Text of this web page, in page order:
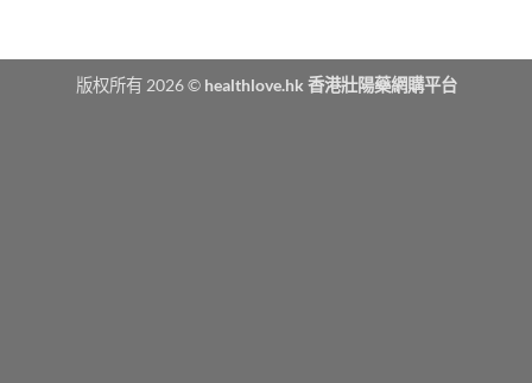
版权所有 2026 © healthlove.hk 香港壯陽藥網購平台